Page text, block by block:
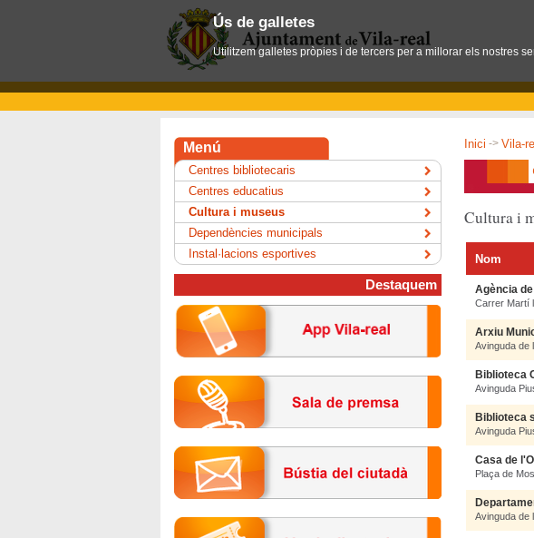
Inici -> Vila-
Cultura i
Nom
Agència
Carrer Martí
Arxiu
Avinguda de
Biblioteca
Avinguda
Biblioteca
Avinguda
Casa de
Plaça de
Avinguda de
Menú
Centres bibliotecaris
Centres educatius
Cultura i museus
Dependències municipals
Instal·lacions esportives
Destaquem
Ús de galletes
Utilitzem galletes pròpies i de tercers per a millorar els nostres